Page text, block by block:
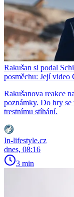
Rakušan si podal
posměchu: Její video
Rakušanova reakce
poznámky. Do hry
trestnímu stíhání.
In-lifestyle.cz
dnes, 08:16
3 min